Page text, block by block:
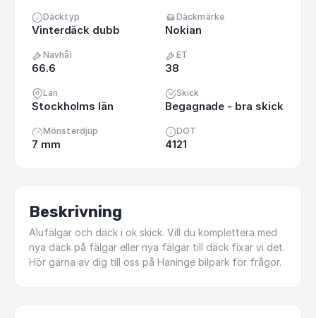
Däcktyp
Vinterdäck dubb
Däckmärke
Nokian
Navhål
66.6
ET
38
Län
Stockholms län
Skick
Begagnade - bra skick
Mönsterdjup
7 mm
DOT
4121
Beskrivning
Alufälgar och däck i ok skick. Vill du komplettera med
nya däck på fälgar eller nya fälgar till däck fixar vi det.
Hör gärna av dig till oss på Haninge bilpark för frågor.